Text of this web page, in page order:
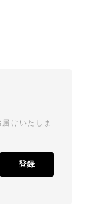
けいたしま
登録